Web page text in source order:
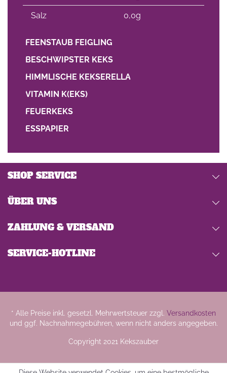
Salz 0,0g
FEENSTAUB FEIGLING
BESCHWIPSTER KEKS
HIMMLISCHE KEKSERELLA
VITAMIN K(EKS)
FEUERKEKS
ESSPAPIER
SERVICE-HOTLINE
SHOP SERVICE
ÜBER UNS
ZAHLUNG & VERSAND
* Alle Preise inkl. gesetzl. Mehrwertsteuer zzgl. Versandkosten
und ggf. Nachnahmegebühren, wenn nicht anders angegeben.
Copyright 2021 Kekszauber